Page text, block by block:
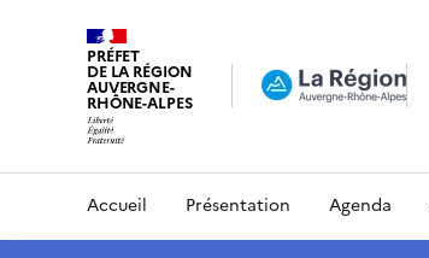
PRÉFET
DE LA RÉGION
AUVERGNE-
RHÔNE-ALPES
Accueil Présentation Agenda